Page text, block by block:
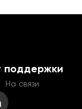
поддержки
На связи